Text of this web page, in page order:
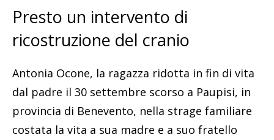
Presto un intervento di
ricostruzione del cranio
Antonia Ocone, la ragazza ridotta in fin di vita
dal padre il 30 settembre scorso a Paupisi, in
provincia di Benevento, nella strage familiare
costata la vita a sua madre e a suo fratello